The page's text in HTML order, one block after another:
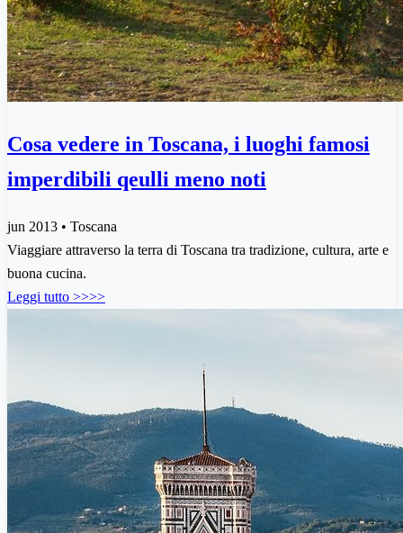
Cosa vedere in Toscana, i luoghi famosi
imperdibili qeulli meno noti
jun 2013 • Toscana
Viaggiare attraverso la terra di Toscana tra tradizione, cultura, arte e
buona cucina.
Leggi tutto >>>>